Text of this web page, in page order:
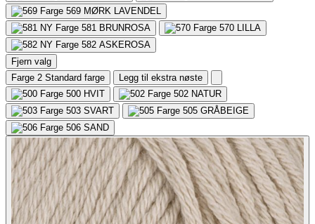
569 MØRK LAVENDEL
581 BRUNROSA 570 LILLA
582 ASKEROSA
Fjern valg
Farge 2 Standard farge
Legg til ekstra nøste
500 HVIT 502 NATUR
503 SVART 505 GRÅBEIGE
506 SAND